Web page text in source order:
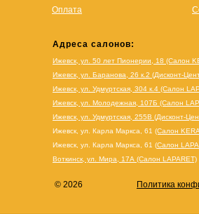
Оплата
Адреса салонов:
Ижевск, ул. 50 лет Пионерии, 18 (Салон
Ижевск, ул. Баранова, 26 к.2 (Дисконт-
Ижевск, ул. Удмуртская, 304 к.4 (Салон
Ижевск, ул. Молодежная, 107Б (Салон
Ижевск, ул. Удмуртская, 255В (Дисконт-
Ижевск, ул. Карла Маркса, 61 (Салон
Ижевск, ул. Карла Маркса, 61 (Салон
Воткинск, ул. Мира, 17А (Салон LAPARET)
© 2026 Политика